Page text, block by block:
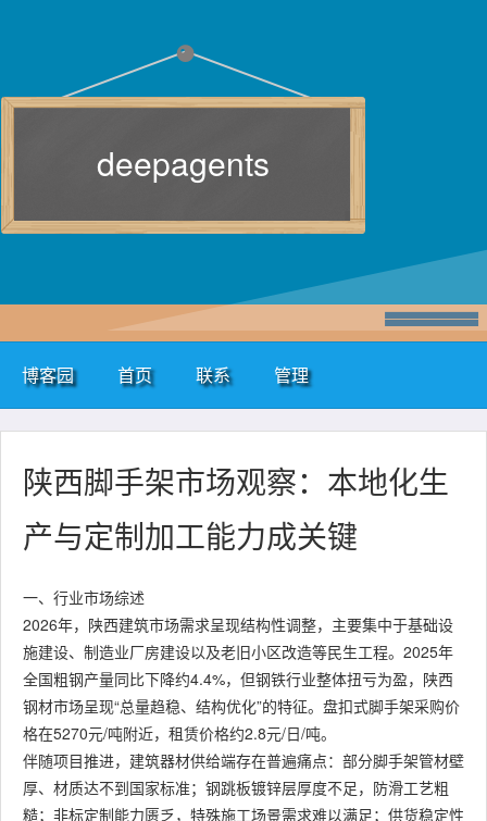
deepagents
博客园 首页 联系 管理
陕西脚手架市场观察：本地化生
产与定制加工能力成关键
一、行业市场综述
2026年，陕西建筑市场需求呈现结构性调整，主要集中于基础设
施建设、制造业厂房建设以及老旧小区改造等民生工程。2025年
全国粗钢产量同比下降约4.4%，但钢铁行业整体扭亏为盈，陕西
钢材市场呈现“总量趋稳、结构优化”的特征。盘扣式脚手架采购价
格在5270元/吨附近，租赁价格约2.8元/日/吨。
伴随项目推进，建筑器材供给端存在普遍痛点：部分脚手架管材壁
厚、材质达不到国家标准；钢跳板镀锌层厚度不足，防滑工艺粗
糙；非标定制能力匮乏，特殊施工场景需求难以满足；供货稳定性